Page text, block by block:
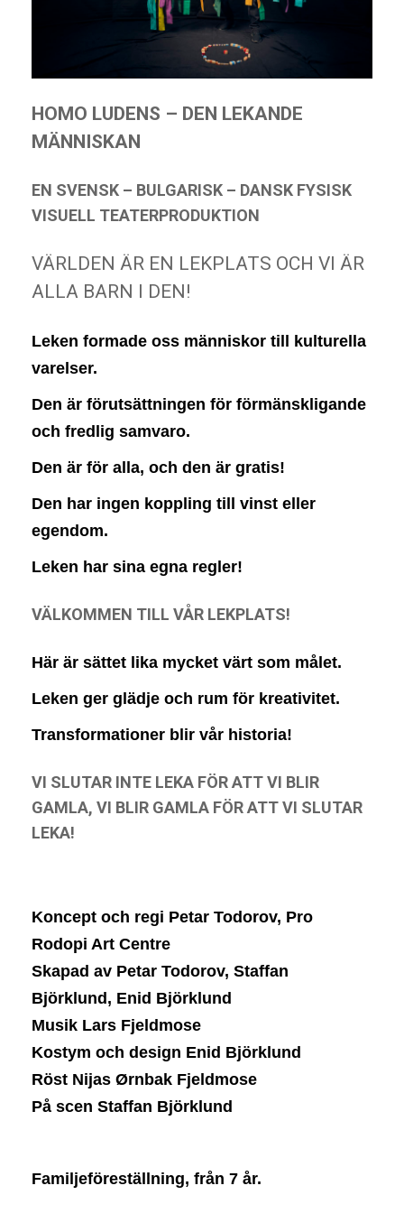
t
o
n
HOMO LUDENS – DEN LEKANDE
MÄNNISKAN
EN SVENSK – BULGARISK – DANSK FYSISK
VISUELL TEATERPRODUKTION
VÄRLDEN ÄR EN LEKPLATS OCH VI ÄR
ALLA BARN I DEN!
Leken formade oss människor till kulturella
varelser.
Den är förutsättningen för förmänskligande
och fredlig samvaro.
Den är för alla, och den är gratis!
Den har ingen koppling till vinst eller
egendom.
Leken har sina egna regler!
VÄLKOMMEN TILL VÅR LEKPLATS!
Här är sättet lika mycket värt som målet.
Leken ger glädje och rum för kreativitet.
Transformationer blir vår historia!
VI SLUTAR INTE LEKA FÖR ATT VI BLIR
GAMLA, VI BLIR GAMLA FÖR ATT VI SLUTAR
LEKA!
Koncept och regi Petar Todorov, Pro
Rodopi Art Centre
Skapad av Petar Todorov, Staffan
Björklund, Enid Björklund
Musik Lars Fjeldmose
Kostym och design Enid Björklund
Röst Nijas Ørnbak Fjeldmose
På scen Staffan Björklund
Familjeföreställning, från 7 år.